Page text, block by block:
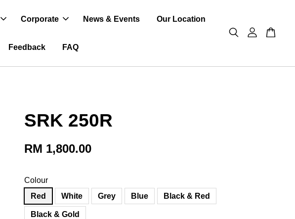
Corporate News & Events Our Location
Feedback FAQ
SRK 250R
RM 1,800.00
Colour
Red
White Grey Blue Black & Red
Black & Gold